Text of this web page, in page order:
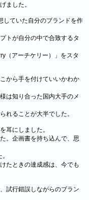
ました。
していた自分のブランドを作
トが自分の中で合致するタ
（アーチケリー）」をスタ
から手を付けていいかわか
は知り合った国内大手のメ
れることが大半でした。
耳にしました。
。企画書を持ち込んで、思
たときの達成感は、今でも
試行錯誤しながらのブラン